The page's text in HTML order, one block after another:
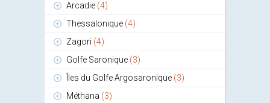
Arcadie (4)
Thessalonique (4)
Zagori (4)
Golfe Saronique (3)
Îles du Golfe Argosaronique (3)
Méthana (3)